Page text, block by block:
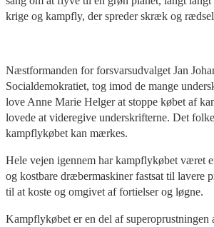
krige og kampfly, der spreder skræk og
Næstformanden for forsvarsudvalget Jan
Socialdemokratiet, tog imod de mange
love Anne Marie Helger at stoppe købet af
lovede at videregive underskrifterne. Det
kampflykøbet kan mærkes.
Hele vejen igennem har kampflykøbet været
og kostbare dræbermaskiner fastsat til lavere
til at koste og omgivet af fortielser og løgne.
Kampflykøbet er en del af